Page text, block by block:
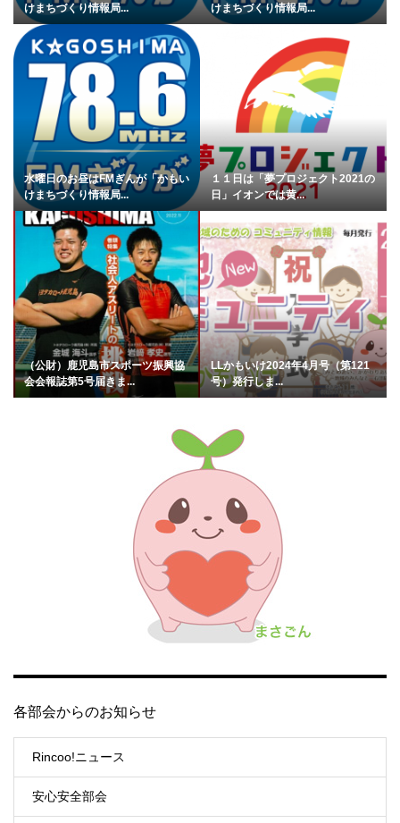
けまちづくり情報局...
けまちづくり情報局...
水曜日のお昼はFMぎんが「かもい
けまちづくり情報局...
１１日は「夢プロジェクト2021の
日」イオンでは黄...
（公財）鹿児島市スポーツ振興協
会会報誌第5号届きま...
LLかもいけ2024年4月号（第121
号）発行しま...
各部会からのお知らせ
Rincoo!ニュース
安心安全部会